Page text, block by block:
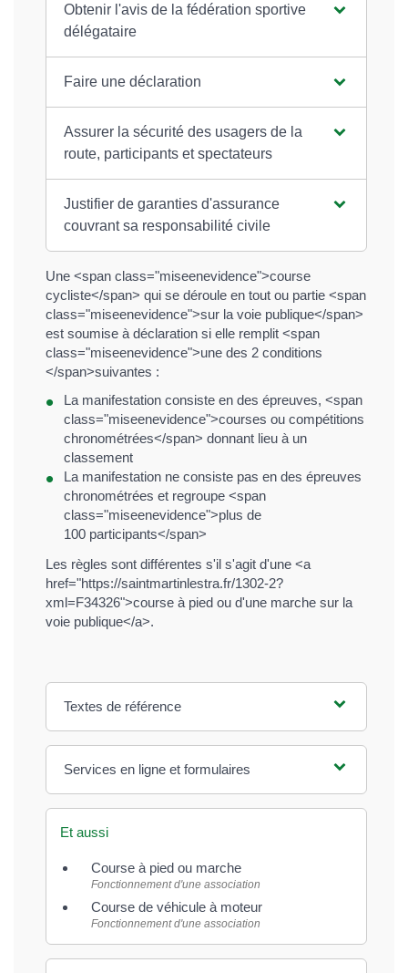
Obtenir l'avis de la fédération sportive
délégataire
Faire une déclaration
Assurer la sécurité des usagers de la
route, participants et spectateurs
Justifier de garanties d'assurance
couvrant sa responsabilité civile
Une <span class="miseenevidence">course
cycliste</span> qui se déroule en tout ou partie <span
class="miseenevidence">sur la voie publique</span>
est soumise à déclaration si elle remplit <span
class="miseenevidence">une des 2 conditions
</span>suivantes :
La manifestation consiste en des épreuves, <span
class="miseenevidence">courses ou compétitions
chronométrées</span> donnant lieu à un
classement
La manifestation ne consiste pas en des épreuves
chronométrées et regroupe <span
class="miseenevidence">plus de
100 participants</span>
Les règles sont différentes s'il s'agit d'une <a
href="https://saintmartinlestra.fr/1302-2?
xml=F34326">course à pied ou d'une marche sur la
voie publique</a>.
Textes de référence
Services en ligne et formulaires
Et aussi
Course à pied ou marche
Fonctionnement d'une association
Course de véhicule à moteur
Fonctionnement d'une association